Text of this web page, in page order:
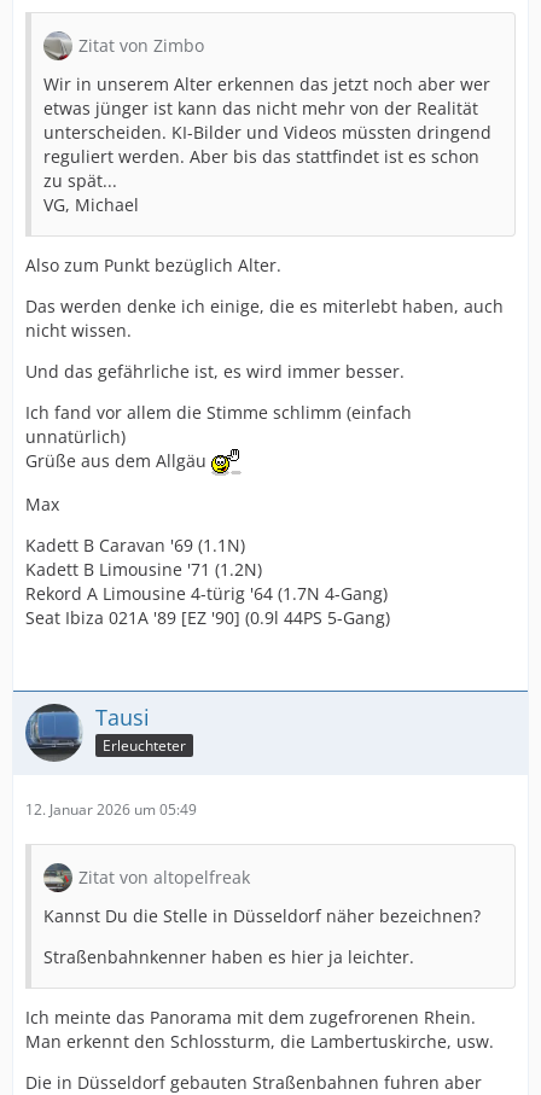
Zitat von Zimbo
Wir in unserem Alter erkennen das jetzt noch aber wer
etwas jünger ist kann das nicht mehr von der Realität
unterscheiden. KI-Bilder und Videos müssten dringend
reguliert werden. Aber bis das stattfindet ist es schon
zu spät...
VG, Michael
Also zum Punkt bezüglich Alter.
Das werden denke ich einige, die es miterlebt haben, auch
nicht wissen.
Und das gefährliche ist, es wird immer besser.
Ich fand vor allem die Stimme schlimm (einfach
unnatürlich)
Grüße aus dem Allgäu
Max
Kadett B Caravan '69 (1.1N)
Kadett B Limousine '71 (1.2N)
Rekord A Limousine 4-türig '64 (1.7N 4-Gang)
Seat Ibiza 021A '89 [EZ '90] (0.9l 44PS 5-Gang)
Tausi
Erleuchteter
12. Januar 2026 um 05:49
Zitat von altopelfreak
Kannst Du die Stelle in Düsseldorf näher bezeichnen?
Straßenbahnkenner haben es hier ja leichter.
Ich meinte das Panorama mit dem zugefrorenen Rhein.
Man erkennt den Schlossturm, die Lambertuskirche, usw.
Die in Düsseldorf gebauten Straßenbahnen fuhren aber